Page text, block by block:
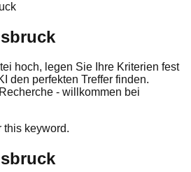
hoch, legen Sie Ihre Kriterien fest
den perfekten Treffer finden.
- willkommen bei
this keyword.